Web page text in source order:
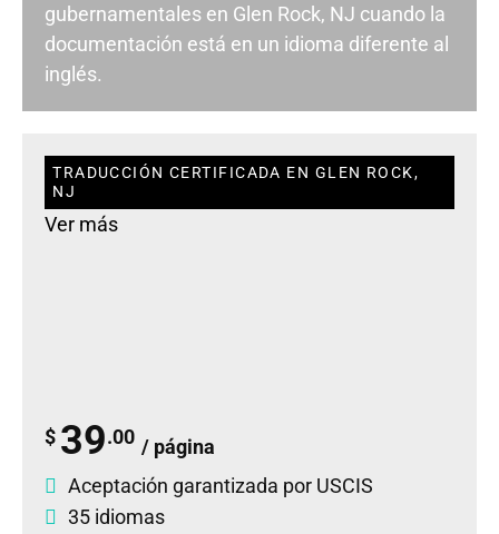
gubernamentales en Glen Rock, NJ cuando la
documentación está en un idioma diferente al
inglés.
TRADUCCIÓN CERTIFICADA EN GLEN ROCK,
NJ
Ver más
$ 39.00 / página
Aceptación garantizada por USCIS
35 idiomas